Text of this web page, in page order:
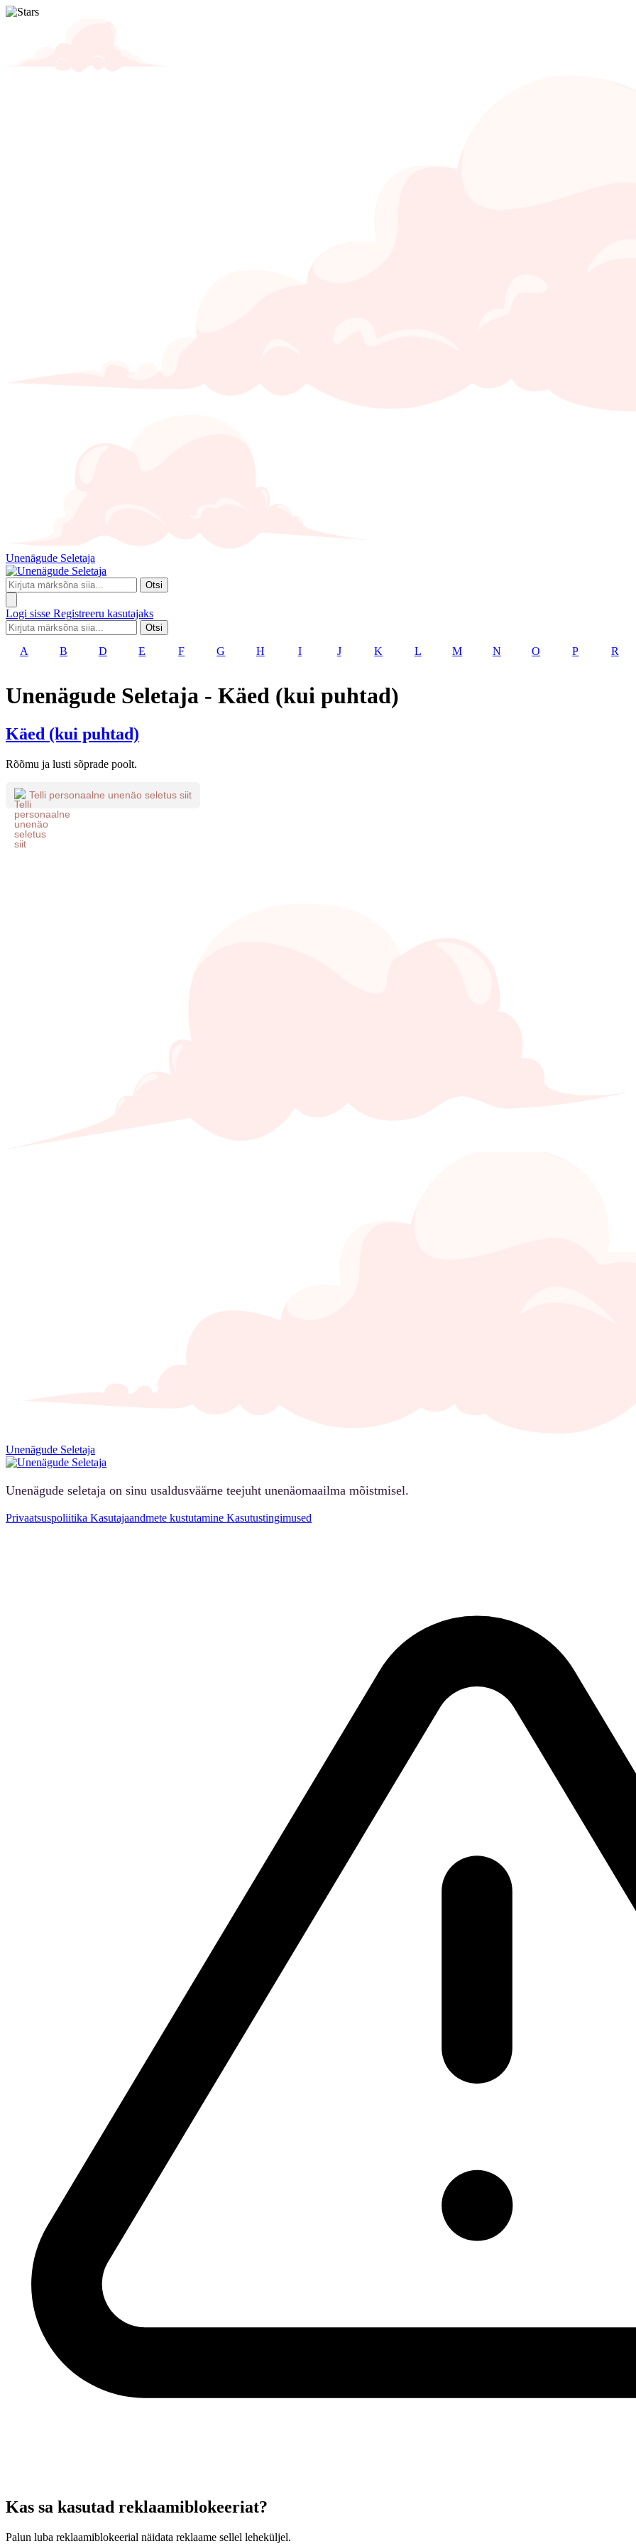
Unenägude Seletaja
Otsi
Logi sisse Registreeru kasutajaks
Otsi
A B D E F G H I J K L M N O P R
Unenägude Seletaja - Käed (kui puhtad)
Käed (kui puhtad)
Rõõmu ja lusti sõprade poolt.
Telli personaalne unenäo seletus siit
Unenägude Seletaja
Unenägude seletaja on sinu usaldusväärne teejuht unenäomaailma mõistmisel.
Privaatsuspoliitika Kasutajaandmete kustutamine Kasutustingimused
Kas sa kasutad reklaamiblokeeriat?
Palun luba reklaamiblokeerial näidata reklaame sellel leheküljel.